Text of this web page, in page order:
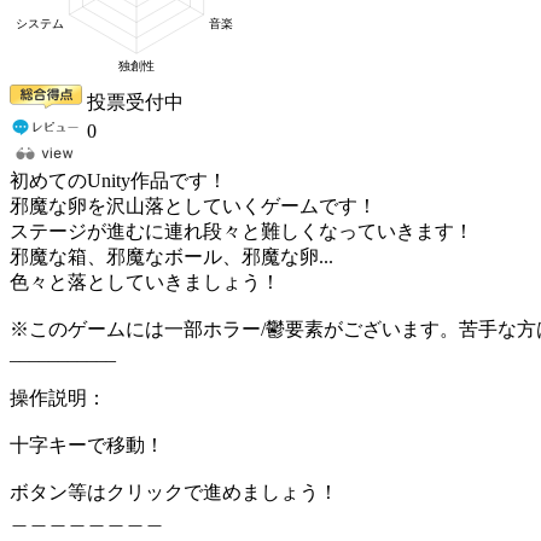
投票受付中
0
初めてのUnity作品です！
邪魔な卵を沢山落としていくゲームです！
ステージが進むに連れ段々と難しくなっていきます！
邪魔な箱、邪魔なボール、邪魔な卵...
色々と落としていきましょう！
※このゲームには一部ホラー/鬱要素がございます。苦手な方
操作説明：
十字キーで移動！
ボタン等はクリックで進めましょう！